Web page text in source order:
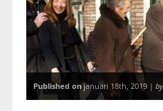
Published onjanuari 18th, 2019 |